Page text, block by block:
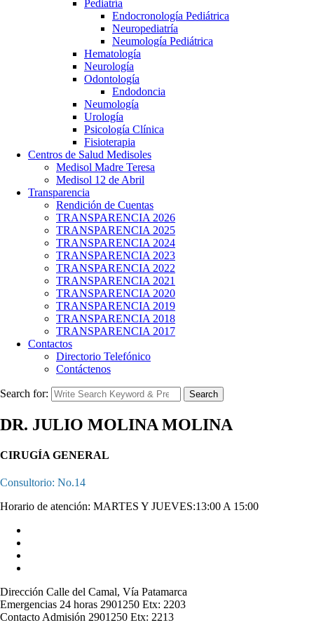
Pediatría
Endocronología Pediátrica
Neuropediatría
Neumología Pediátrica
Hematología
Neurología
Odontología
Endodoncia
Neumología
Urología
Psicología Clínica
Fisioterapia
Centros de Salud Medisoles
Medisol Madre Teresa
Medisol 12 de Abril
Transparencia
Rendición de Cuentas
TRANSPARENCIA 2026
TRANSPARENCIA 2025
TRANSPARENCIA 2024
TRANSPARENCIA 2023
TRANSPARENCIA 2022
TRANSPARENCIA 2021
TRANSPARENCIA 2020
TRANSPARENCIA 2019
TRANSPARENCIA 2018
TRANSPARENCIA 2017
Contactos
Directorio Telefónico
Contáctenos
Search for: Search
DR. JULIO MOLINA MOLINA
CIRUGÍA GENERAL
Consultorio: No.14
Horario de atención: MARTES Y JUEVES:13:00 A 15:00
Dirección Calle del Camal, Vía Patamarca
Emergencias 24 horas 2901250 Etx: 2203
Contacto Admisión 2901250 Etx: 2213